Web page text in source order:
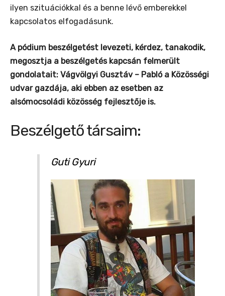
ilyen szituációkkal és a benne lévő emberekkel
kapcsolatos elfogadásunk.
A pódium beszélgetést levezeti, kérdez, tanakodik,
megosztja a beszélgetés kapcsán felmerült
gondolatait: Vágvölgyi Gusztáv – Pabló a Közösségi
udvar gazdája, aki ebben az esetben az
alsómocsoládi közösség fejlesztője is.
Beszélgető társaim:
Guti Gyuri